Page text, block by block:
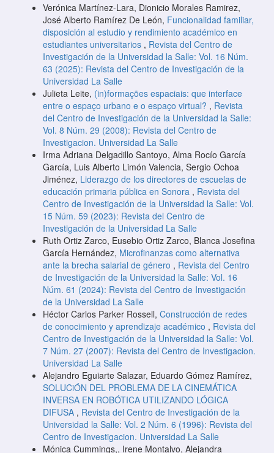
Verónica Martínez-Lara, Dionicio Morales Ramirez,
José Alberto Ramírez De León, Funcionalidad familiar,
disposición al estudio y rendimiento académico en
estudiantes universitarios , Revista del Centro de
Investigación de la Universidad la Salle: Vol. 16 Núm.
63 (2025): Revista del Centro de Investigación de la
Universidad La Salle
Julieta Leite, (in)formações espaciais: que interface
entre o espaço urbano e o espaço virtual? , Revista
del Centro de Investigación de la Universidad la Salle:
Vol. 8 Núm. 29 (2008): Revista del Centro de
Investigacion. Universidad La Salle
Irma Adriana Delgadillo Santoyo, Alma Rocío García
García, Luis Alberto Limón Valencia, Sergio Ochoa
Jiménez, Liderazgo de los directores de escuelas de
educación primaria pública en Sonora , Revista del
Centro de Investigación de la Universidad la Salle: Vol.
15 Núm. 59 (2023): Revista del Centro de
Investigación de la Universidad La Salle
Ruth Ortiz Zarco, Eusebio Ortiz Zarco, Blanca Josefina
García Hernández, Microfinanzas como alternativa
ante la brecha salarial de género , Revista del Centro
de Investigación de la Universidad la Salle: Vol. 16
Núm. 61 (2024): Revista del Centro de Investigación
de la Universidad La Salle
Héctor Carlos Parker Rossell, Construcción de redes
de conocimiento y aprendizaje académico , Revista del
Centro de Investigación de la Universidad la Salle: Vol.
7 Núm. 27 (2007): Revista del Centro de Investigacion.
Universidad La Salle
Alejandro Eguiarte Salazar, Eduardo Gómez Ramírez,
SOLUCiÓN DEL PROBLEMA DE LA CINEMÁTICA
INVERSA EN ROBÓTICA UTILIZANDO LÓGICA
DIFUSA , Revista del Centro de Investigación de la
Universidad la Salle: Vol. 2 Núm. 6 (1996): Revista del
Centro de Investigacion. Universidad La Salle
Mónica Cummings,, Irene Montalvo, Alejandra